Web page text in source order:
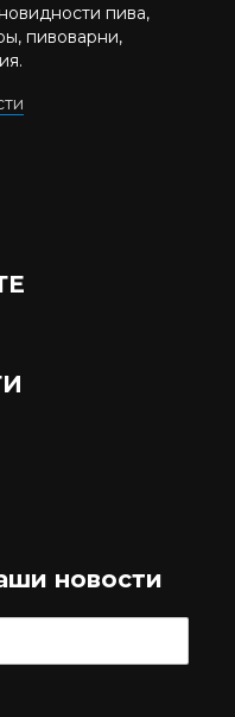
пива,
пивоварни,
новости